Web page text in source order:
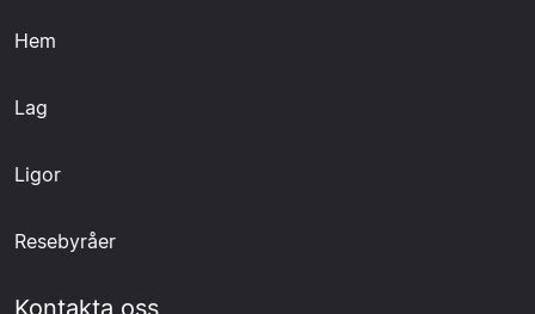
Hem
Lag
Ligor
Resebyråer
Kontakta oss